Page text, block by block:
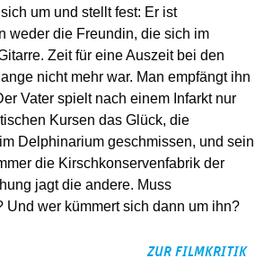
um und stellt fest: Er ist
weder die Freundin, die sich im
Zeit für eine Auszeit bei den
nicht mehr war. Man empfängt ihn
Vater spielt nach einem Infarkt nur
Kursen das Glück, die
Delphinarium geschmissen, und sein
die Kirschkonservenfabrik der
jagt die andere. Muss
wer kümmert sich dann um ihn?
ZUR FILMKRITIK